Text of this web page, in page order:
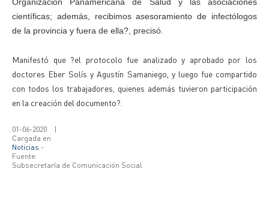
científicas; además, recibimos asesoramiento de infectólogos
de la provincia y fuera de ella?, precisó.
Manifestó que ?el protocolo fue analizado y aprobado por los
doctores Eber Solís y Agustín Samaniego, y luego fue compartido
con todos los trabajadores, quienes además tuvieron participación
en la creación del documento?.
01-06-2020
|
Cargada en
Noticias -
Fuente:
Subsecretaría de Comunicación Social